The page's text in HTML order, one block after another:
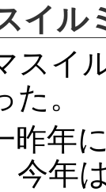
イル
イ
。
年
今年